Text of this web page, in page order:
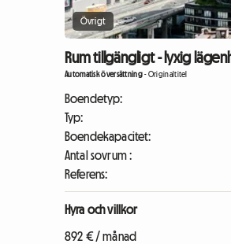
Övrigt
Rum tillgängligt - lyxig
Automatisk översättning-Originaltitel
Boendetyp:
Typ:
Boendekapacitet:
Antal sovrum :
Referens:
Hyra och villkor
892 € / månad